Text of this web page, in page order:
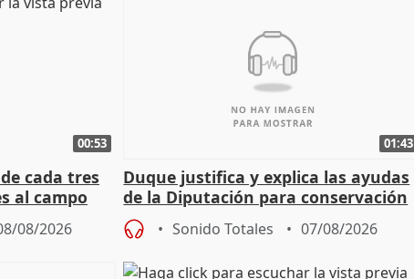
00:53
cada tres
al campo
08/2026
01:43
Duque justifica y explica las ayudas
de la Diputación para conservación
del patrimonio
Sonido Totales 07/08/2026